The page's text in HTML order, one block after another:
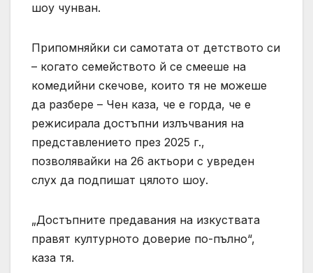
шоу чунван.
Припомняйки си самотата от детството си
– когато семейството й се смееше на
комедийни скечове, които тя не можеше
да разбере – Чен каза, че е горда, че е
режисирала достъпни излъчвания на
представлението през 2025 г.,
позволявайки на 26 актьори с увреден
слух да подпишат цялото шоу.
„Достъпните предавания на изкуствата
правят културното доверие по-пълно“,
каза тя.